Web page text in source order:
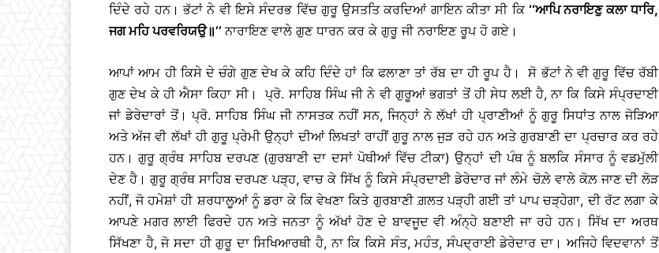
ਦਿੰਦੇ ਰਹੇ ਹਨ। ਭੱਟਾਂ ਨੇ ਵੀ ਇਸੇ ਸੰਦਰਭ ਵਿੱਚ ਗੁਰੂ ਉਸਤਤਿ ਕਰਦਿਆਂ ਗਾਇਨ ਕੀਤਾ ਸੀ ਕਿ‘‘ਆਪਿ ਨਰਾਇਣੁ ਕਲਾ ਧਾਰਿ,
ਜਗ ਮਹਿ ਪਰਵਰਿਯਉ॥’’ਨਾਰਾਇਣ ਵਾਲੇ ਗੁਣ ਧਾਰਨ ਕਰ ਕੇ ਗੁਰੂ ਜੀ ਨਰਾਇਣ ਰੂਪ ਹੋ ਗਏ।
ਆਪਾਂ ਆਮ ਹੀ ਕਿਸੇ ਦੇ ਚੰਗੇ ਗੁਣ ਦੇਖ ਕੇ ਕਹਿ ਦਿੰਦੇ ਹਾਂ ਕਿ ਫਲਾਣਾ ਤਾਂ ਰੱਬ ਦਾ ਹੀ ਰੂਪ ਹੈ। ਸੋ ਭੱਟਾਂ ਨੇ ਵੀ ਗੁਰੂ ਵਿੱਚ ਰੱਬੀ
ਗੁਣ ਦੇਖ ਕੇ ਹੀ ਐਸਾ ਕਿਹਾ ਸੀ। ਪ੍ਰੋ. ਸਾਹਿਬ ਸਿੰਘ ਜੀ ਨੇ ਵੀ ਗੁਰੂਆਂ ਭਗਤਾਂ ਤੋਂ ਹੀ ਸੇਧ ਲਈ ਹੈ, ਨਾ ਕਿ ਕਿਸੇ ਸੰਪ੍ਰਦਾਈ
ਜਾਂ ਡੇਰੇਦਾਰਾਂ ਤੋਂ। ਪ੍ਰੋ. ਸਾਹਿਬ ਸਿੰਘ ਜੀ ਨਾਸਤਕ ਨਹੀਂ ਸਨ, ਜਿਨ੍ਹਾਂ ਨੇ ਲੱਖਾਂ ਹੀ ਪ੍ਰਾਣੀਆਂ ਨੂੰ ਗੁਰੂ ਸਿਧਾਂਤ ਨਾਲ ਜੋੜਿਆ
ਅਤੇ ਅੱਜ ਵੀ ਲੱਖਾਂ ਹੀ ਗੁਰੂ ਪ੍ਰੇਮੀ ਉਨ੍ਹਾਂ ਦੀਆਂ ਲਿਖਤਾਂ ਰਾਹੀਂ ਗੁਰੂ ਨਾਲ ਜੁੜ ਰਹੇ ਹਨ ਅਤੇ ਗੁਰਬਾਣੀ ਦਾ ਪ੍ਰਚਾਰ ਕਰ ਰਹੇ
ਹਨ। ਗੁਰੂ ਗ੍ਰੰਥ ਸਾਹਿਬ ਦਰਪਣ (ਗੁਰਬਾਣੀ ਦਾ ਦਸਾਂ ਪੋਥੀਆਂ ਵਿੱਚ ਟੀਕਾ) ਉਨ੍ਹਾਂ ਦੀ ਪੰਥ ਨੂੰ ਬਲਕਿ ਸੰਸਾਰ ਨੂੰ ਵਡਮੁੱਲੀ
ਦੇਣ ਹੈ। ਗੁਰੂ ਗ੍ਰੰਥ ਸਾਹਿਬ ਦਰਪਣ ਪੜ੍ਹ, ਵਾਚ ਕੇ ਸਿੱਖ ਨੂੰ ਕਿਸੇ ਸੰਪ੍ਰਦਾਈ ਡੇਰੇਦਾਰ ਜਾਂ ਲੰਮੇ ਚੋਲ਼ੇ ਵਾਲੇ ਕੋਲ਼ ਜਾਣ ਦੀ ਲੋੜ
ਨਹੀਂ, ਜੋ ਹਮੇਸ਼ਾਂ ਹੀ ਸ਼ਰਧਾਲੂਆਂ ਨੂੰ ਡਰਾ ਕੇ ਕਿ ਵੇਖਣਾ ਕਿਤੇ ਗੁਰਬਾਣੀ ਗ਼ਲਤ ਪੜ੍ਹੀ ਗਈ ਤਾਂ ਪਾਪ ਚੜ੍ਹੇਗਾ, ਦੀ ਰੱਟ ਲਗਾ ਕੇ
ਆਪਣੇ ਮਗਰ ਲਾਈ ਫਿਰਦੇ ਹਨ ਅਤੇ ਜਨਤਾ ਨੂੰ ਅੱਖਾਂ ਹੋਣ ਦੇ ਬਾਵਜੂਦ ਵੀ ਅੰਨ੍ਹੇ ਬਣਾਈ ਜਾ ਰਹੇ ਹਨ। ਸਿੱਖ ਦਾ ਅਰਥ
ਸਿੱਖਣਾ ਹੈ, ਜੋ ਸਦਾ ਹੀ ਗੁਰੂ ਦਾ ਸਿਖਿਆਰਥੀ ਹੈ, ਨਾ ਕਿ ਕਿਸੇ ਸੰਤ, ਮਹੰਤ, ਸੰਪਦ੍ਰਾਈ ਡੇਰੇਦਾਰ ਦਾ। ਅਜਿਹੇ ਵਿਦਵਾਨਾਂ ਤੋਂ